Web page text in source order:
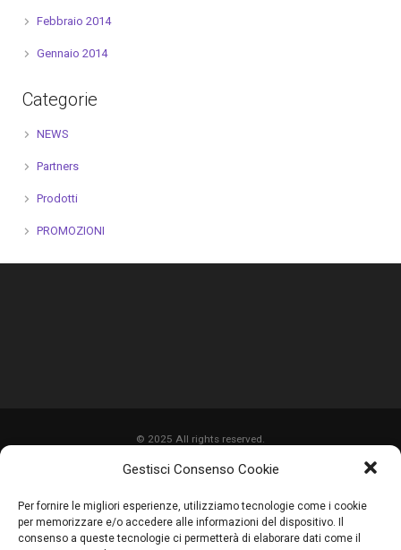
Gestisci Consenso Cookie
Per fornire le migliori esperienze, utilizziamo tecnologie come i cookie
per memorizzare e/o accedere alle informazioni del dispositivo. Il
consenso a queste tecnologie ci permetterà di elaborare dati come il
Febbraio 2014
Gennaio 2014
Categorie
NEWS
Partners
Prodotti
PROMOZIONI
© 2025 All rights reserved.
CHI SIAMO